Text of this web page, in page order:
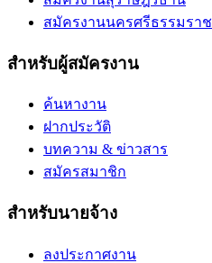
สมัครงานนครศรีธรรมราช
สำหรับผู้สมัครงาน
ค้นหางาน
ฝากประวัติ
บทความ & ข่าวสาร
สมัครสมาชิก
สำหรับนายจ้าง
ลงประกาศงาน